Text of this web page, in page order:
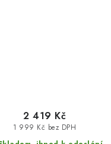
1 999 Kč bez DPH
2 419 Kč